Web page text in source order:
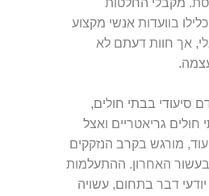
בוועדות אנשי מקצוע
אך חוות דעתם לא
.
סיעודי בבתי חולים,
גריאטריים ואצל
מורגש בקרב הנזקקים
האחרון. ההתעלמות
דבר בתחום, עשויה